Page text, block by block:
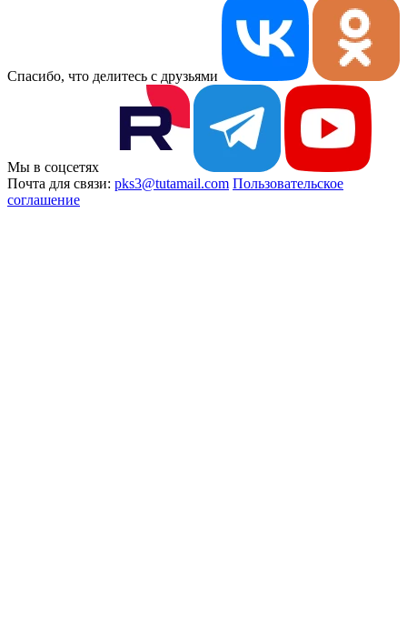
Спасибо, что делитесь с друзьями
Мы в соцсетях
Почта для связи: pks3@tutamail.com Пользовательское
соглашение